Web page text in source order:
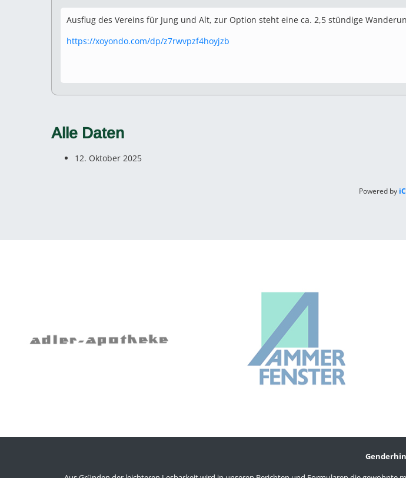
Ausflug des Vereins für Jung und Alt, zur Option steht eine ca. 2,5 stündige
https://xoyondo.com/dp/z7rwvpzf4hoyjzb
Alle Daten
12. Oktober 2025
Powered by